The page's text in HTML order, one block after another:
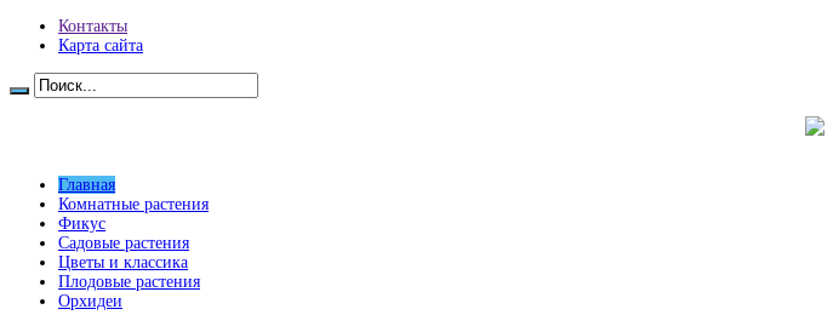
Контакты
Карта сайта
Главная
Комнатные растения
Фикус
Садовые растения
Цветы и классика
Плодовые растения
Орхидеи